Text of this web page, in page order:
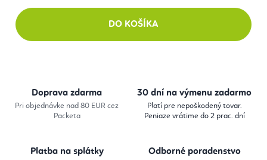
DO KOŠÍKA
Doprava zdarma
Pri objednávke nad 80 EUR cez
Packeta
30 dní na výmenu zadarmo
Platí pre nepoškodený tovar.
Peniaze vrátime do 2 prac. dní
Platba na splátky Odborné poradenstvo